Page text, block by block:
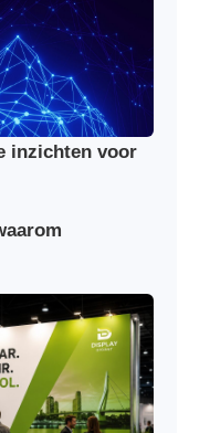
inzichten voor